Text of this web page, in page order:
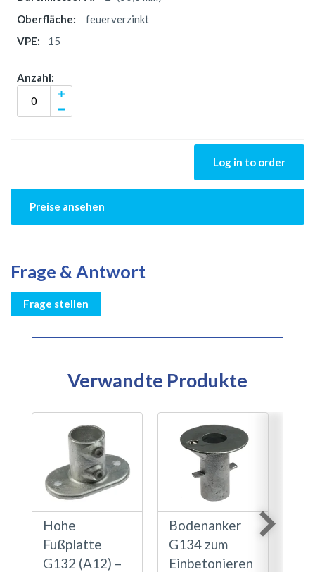
feuerverzinkt
15
Log in to order
Preise ansehen
Frage & Antwort
Frage stellen
Verwandte Produkte
Hohe
Fußplatte
G132 (A12) –
Bodenanker
G134 zum
Einbetonieren